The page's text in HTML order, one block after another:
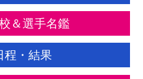
＆選手名鑑
程・結果